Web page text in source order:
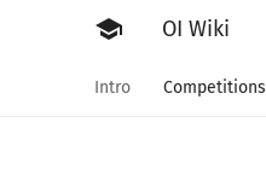
school OI Wiki
Intro Competitions